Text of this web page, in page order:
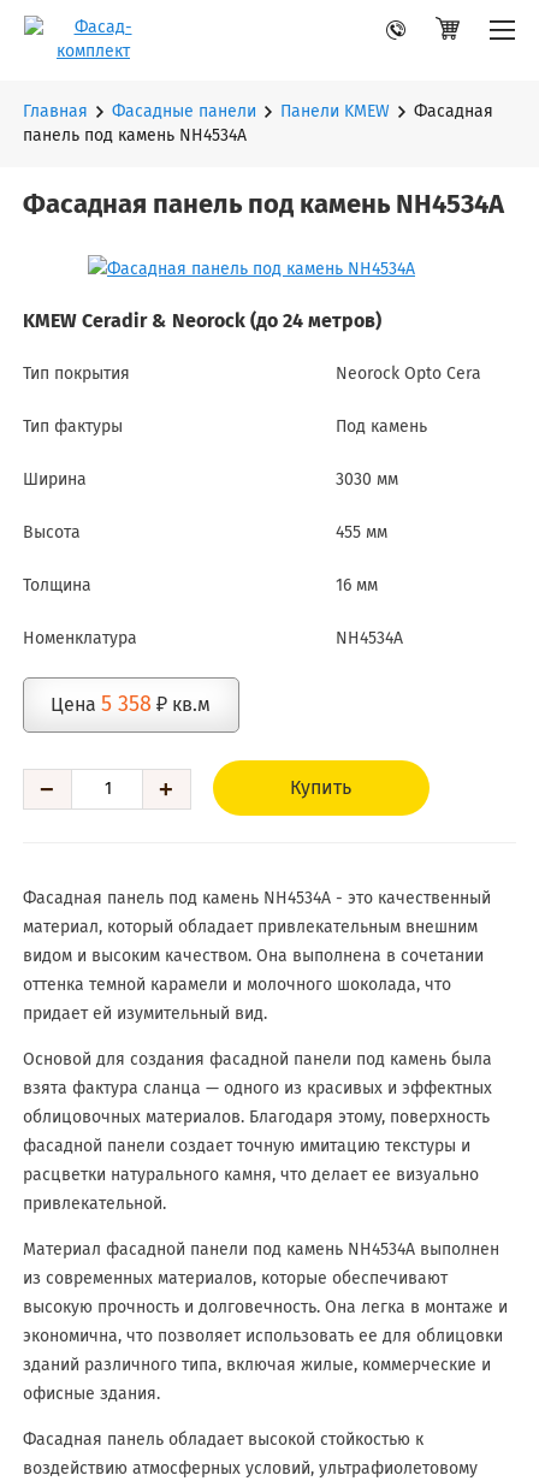
Главная Фасадные панели Панели KMEW
Фасадная
панель под камень NH4534A
Фасадная панель под камень NH4534A
KMEW Ceradir & Neorock (до 24 метров)
Тип покрытия Neorock Opto Cera
Тип фактуры Под камень
Ширина 3030 мм
Высота 455 мм
Толщина 16 мм
Номенклатура NH4534A
Цена5 358 ₽ кв.м
− + Купить
Фасадная панель под камень NH4534A - это качественный
материал, который обладает привлекательным внешним
видом и высоким качеством. Она выполнена в сочетании
оттенка темной карамели и молочного шоколада, что
придает ей изумительный вид.
Основой для создания фасадной панели под камень была
взята фактура сланца — одного из красивых и эффектных
облицовочных материалов. Благодаря этому, поверхность
фасадной панели создает точную имитацию текстуры и
расцветки натурального камня, что делает ее визуально
привлекательной.
Материал фасадной панели под камень NH4534A выполнен
из современных материалов, которые обеспечивают
высокую прочность и долговечность. Она легка в монтаже и
экономична, что позволяет использовать ее для облицовки
зданий различного типа, включая жилые, коммерческие и
офисные здания.
Фасадная панель обладает высокой стойкостью к
воздействию атмосферных условий, ультрафиолетовому